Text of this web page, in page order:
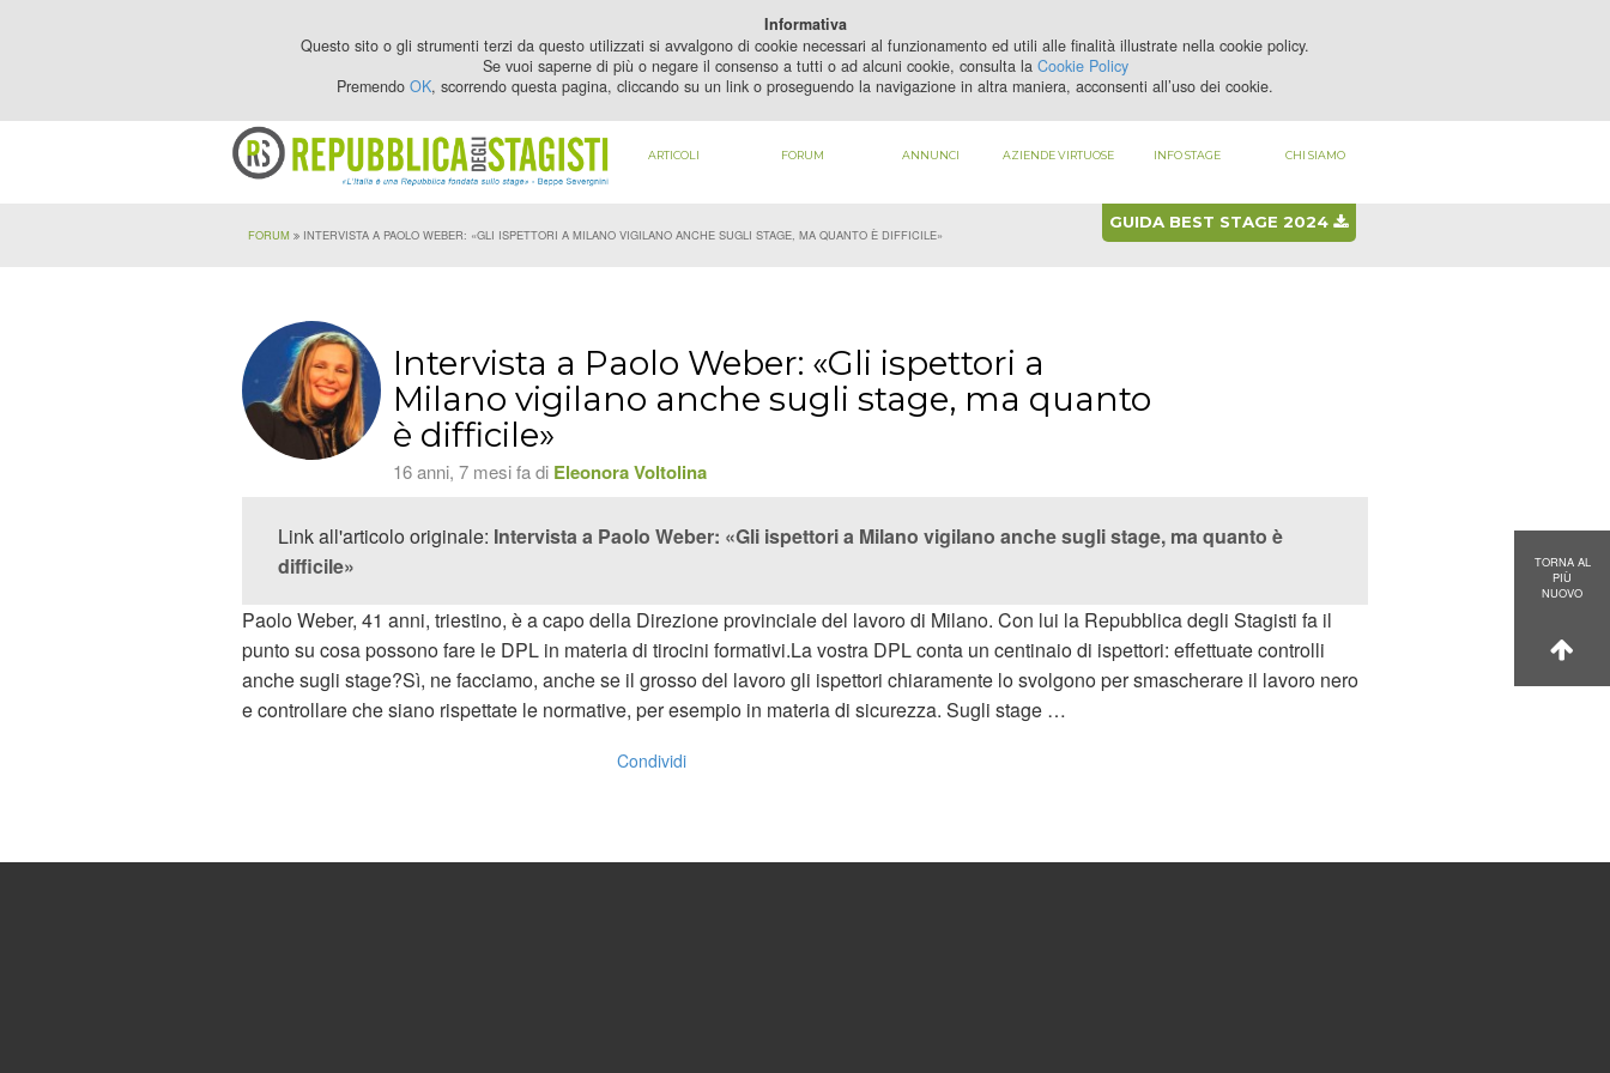
REGISTRATI
LOGIN
PER VEDERE QUESTO CONTENUTO DEVI
GUIDA BEST STAGE 2024
ARTICOLI FORUM ANNUNCI AZIENDE VIRTUOSE INFO STAGE CHI SIAMO
FORUM INTERVISTA A PAOLO WEBER: «GLI ISPETTORI A MILANO VIGILANO ANCHE SUGLI STAGE, MA QUANTO È DIFFICILE»
Intervista a Paolo Weber: «Gli ispettori a
Milano vigilano anche sugli stage, ma quanto
è difficile»
16 anni, 7 mesi fa di Eleonora Voltolina
Link all'articolo originale: Intervista a Paolo Weber: «Gli ispettori a Milano vigilano anche sugli stage, ma quanto è
difficile»
Paolo Weber, 41 anni, triestino, è a capo della Direzione provinciale del lavoro di Milano. Con lui la Repubblica degli Stagisti fa il
punto su cosa possono fare le DPL in materia di tirocini formativi.La vostra DPL conta un centinaio di ispettori: effettuate controlli
anche sugli stage?Sì, ne facciamo, anche se il grosso del lavoro gli ispettori chiaramente lo svolgono per smascherare il lavoro nero
e controllare che siano rispettate le normative, per esempio in materia di sicurezza. Sugli stage …
Condividi
TORNA AL
PIÙ
NUOVO
Informativa
Questo sito o gli strumenti terzi da questo utilizzati si avvalgono di cookie necessari al funzionamento ed utili alle finalità illustrate nella cookie policy.
Se vuoi saperne di più o negare il consenso a tutti o ad alcuni cookie, consulta la Cookie Policy
Premendo OK, scorrendo questa pagina, cliccando su un link o proseguendo la navigazione in altra maniera, acconsenti all’uso dei cookie.